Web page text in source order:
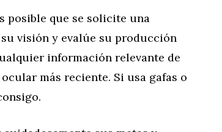
posible que se solicite una
visión y evalúe su producción
información relevante de
más reciente. Si usa gafas o